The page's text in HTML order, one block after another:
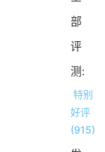
部
评
测:
特别
好评
(915)